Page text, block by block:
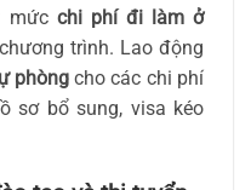
mức chi phí đi làm ở
trình. Lao động
phòngcho các chi phí
sơ bổ sung, visa kéo